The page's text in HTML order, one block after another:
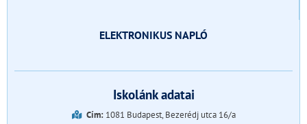
ELEKTRONIKUS NAPLÓ
Iskolánk adatai
Cím:1081 Budapest, Bezerédj utca 16/a